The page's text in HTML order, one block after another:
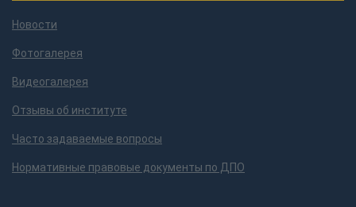
Новости
Фотогалерея
Видеогалерея
Отзывы об институте
Часто задаваемые вопросы
Нормативные правовые документы по ДПО